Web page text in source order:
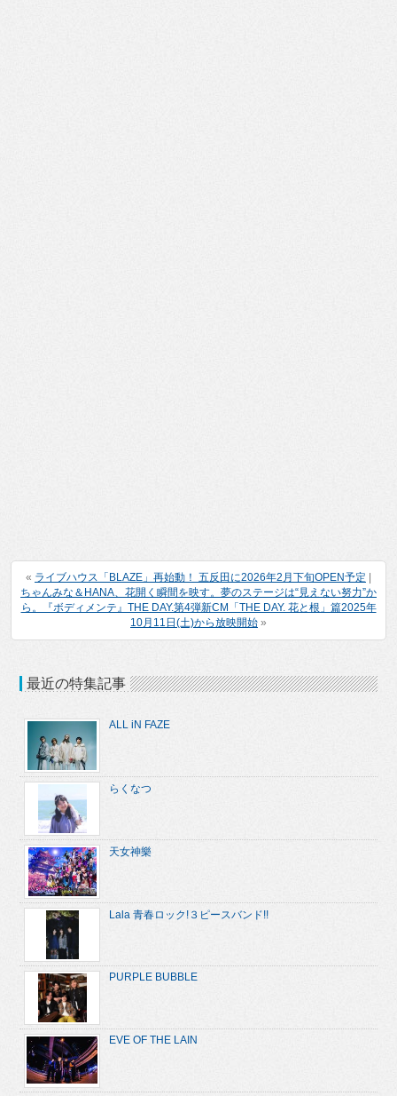
« ライブハウス「BLAZE」再始動！ 五反田に2026年2月下旬OPEN予定
ちゃんみな＆HANA、花開く瞬間を映す。夢のステージは“見えない努力”か
ら。『ボディメンテ』THE DAY.第4弾新CM「THE DAY. 花と根」篇2025年
10月11日(土)から放映開始 »
最近の特集記事
ALL iN FAZE
らくなつ
天女神樂
Lala 青春ロック!３ピースバンド!!
PURPLE BUBBLE
EVE OF THE LAIN